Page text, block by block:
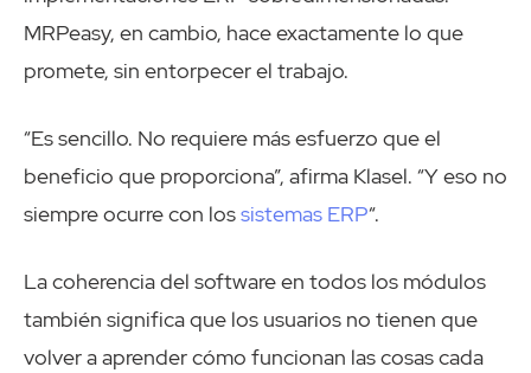
MRPeasy, en cambio, hace exactamente lo que
promete, sin entorpecer el trabajo.
“Es sencillo. No requiere más esfuerzo que el
beneficio que proporciona”, afirma Klasel. “Y eso no
siempre ocurre con lossistemas ERP“.
La coherencia del software en todos los módulos
también significa que los usuarios no tienen que
volver a aprender cómo funcionan las cosas cada